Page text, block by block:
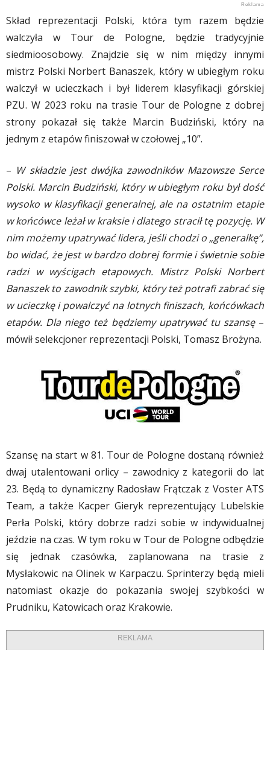
Skład reprezentacji Polski, która tym razem będzie
walczyła w Tour de Pologne, będzie tradycyjnie
siedmioosobowy. Znajdzie się w nim między innymi
mistrz Polski Norbert Banaszek, który w ubiegłym roku
walczył w ucieczkach i był liderem klasyfikacji górskiej
PZU. W 2023 roku na trasie Tour de Pologne z dobrej
strony pokazał się także Marcin Budziński, który na
jednym z etapów finiszował w czołowej „10”.
– W składzie jest dwójka zawodników Mazowsze Serce
Polski. Marcin Budziński, który w ubiegłym roku był dość
wysoko w klasyfikacji generalnej, ale na ostatnim etapie
w końcówce leżał w kraksie i dlatego stracił tę pozycję. W
nim możemy upatrywać lidera, jeśli chodzi o „generalkę”,
bo widać, że jest w bardzo dobrej formie i świetnie sobie
radzi w wyścigach etapowych. Mistrz Polski Norbert
Banaszek to zawodnik szybki, który też potrafi zabrać się
w ucieczkę i powalczyć na lotnych finiszach, końcówkach
etapów. Dla niego też będziemy upatrywać tu szansę–
mówił selekcjoner reprezentacji Polski, Tomasz Brożyna.
Szansę na start w 81. Tour de Pologne dostaną również
dwaj utalentowani orlicy – zawodnicy z kategorii do lat
23. Będą to dynamiczny Radosław Frątczak z Voster ATS
Team, a także Kacper Gieryk reprezentujący Lubelskie
Perła Polski, który dobrze radzi sobie w indywidualnej
jeździe na czas. W tym roku w Tour de Pologne odbędzie
się jednak czasówka, zaplanowana na trasie z
Mysłakowic na Olinek w Karpaczu. Sprinterzy będą mieli
natomiast okazje do pokazania swojej szybkości w
Prudniku, Katowicach oraz Krakowie.
REKLAMA